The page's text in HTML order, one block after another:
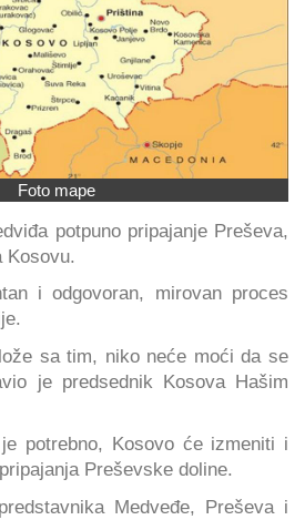
Foto mape
potpuno pripajanje Preševa,
Kosovu.
i odgovoran, mirovan proces
sa tim, niko neće moći da se
je predsednik Kosova Hašim
potrebno, Kosovo će izmeniti i
Preševske doline.
Medveđe, Preševa i